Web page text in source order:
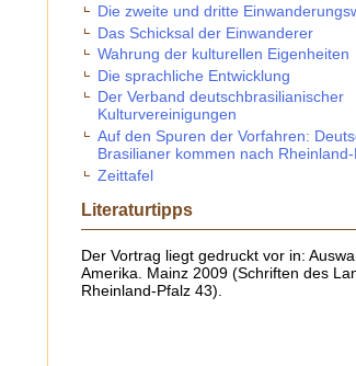
Die zweite und dritte
Das Schicksal der Einwanderer
Wahrung der kulturellen Eigenheiten
Die sprachliche Entwicklung
Der Verband deutschbrasilianischer
Kulturvereinigungen
Auf den Spuren der Vorfahren:
Brasilianer kommen nach
Zeittafel
Literaturtipps
Der Vortrag liegt gedruckt vor in:
Amerika. Mainz 2009 (Schriften des
Rheinland-Pfalz 43).